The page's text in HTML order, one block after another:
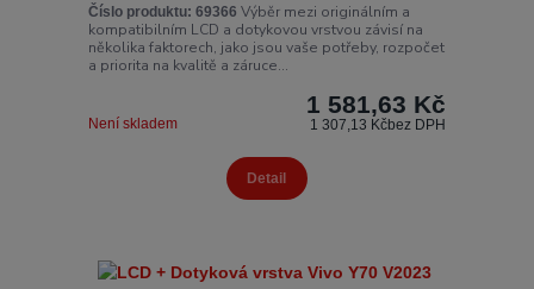
Číslo produktu: 69366 Výběr mezi originálním a
kompatibilním LCD a dotykovou vrstvou závisí na
několika faktorech, jako jsou vaše potřeby, rozpočet
a priorita na kvalitě a záruce...
1 581,63 Kč
1 307,13 Kčbez DPH
Není skladem
Detail